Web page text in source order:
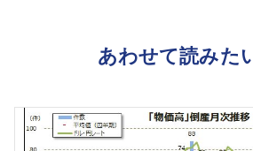
あわせて読みた